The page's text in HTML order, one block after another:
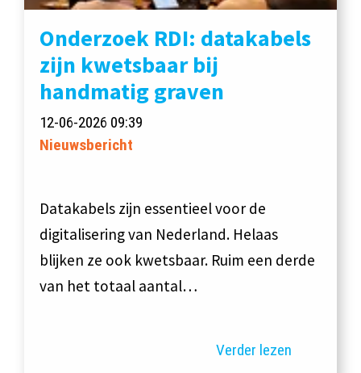
Onderzoek RDI: datakabels
zijn kwetsbaar bij
handmatig graven
12-06-2026 09:39
Nieuwsbericht
Datakabels zijn essentieel voor de
digitalisering van Nederland. Helaas
blijken ze ook kwetsbaar. Ruim een derde
van het totaal aantal…
Verder lezen